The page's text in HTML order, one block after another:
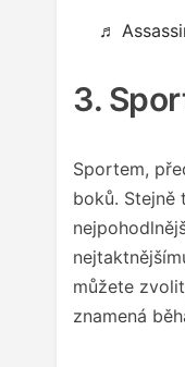
♬
3.
Sportem,
boků.
můžete
znamená